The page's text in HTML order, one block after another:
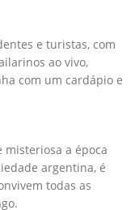
e turistas, com
ao vivo,
com um cardápio e
misteriosa a época
argentina, é
todas as